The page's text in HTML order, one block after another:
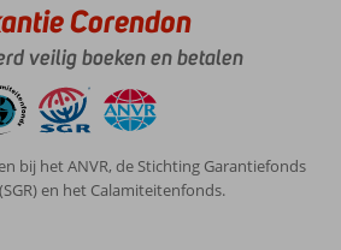
Corendon
veilig boeken en betalen
bij het ANVR, de Stichting Garantiefonds
en het Calamiteitenfonds.